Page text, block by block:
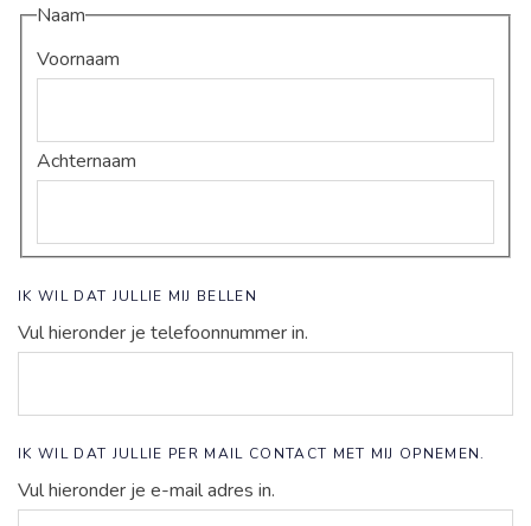
Naam
Voornaam
Achternaam
IK WIL DAT JULLIE MIJ BELLEN
Vul hieronder je telefoonnummer in.
IK WIL DAT JULLIE PER MAIL CONTACT MET MIJ OPNEMEN.
Vul hieronder je e-mail adres in.